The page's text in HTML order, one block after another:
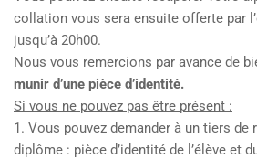
collation vous sera ensuite offerte par
jusqu’à 20h00.
Nous vous remercions par avance de
munir d’une pièce d’identité.
Si vous ne pouvez pas être présent :
1. Vous pouvez demander à un tiers de
diplôme : pièce d’identité de l’élève et